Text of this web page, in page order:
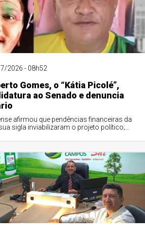
2026 - 08h52
Gomes, o “Kátia Picolé”,
ao Senado e denuncia
afirmou que pendências financeiras da
sigla inviabilizaram o projeto político;